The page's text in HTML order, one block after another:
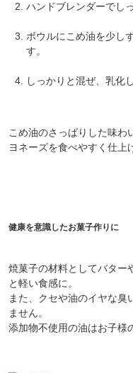
ハンドブレンダーでし
ボウルにこめ油を少し
す。
しっかりと混ぜ、乳化
こめ油のさっぱりした味わ
ヨネーズを食べやすく仕上
健康を意識したお菓子作りに
焼菓子の材料としてバター
と軽い食感に。
また、クセや油のイヤな臭
ません。
添加物不使用の油はお子様